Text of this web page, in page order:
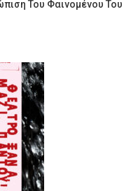
Του Φαινομένου Του